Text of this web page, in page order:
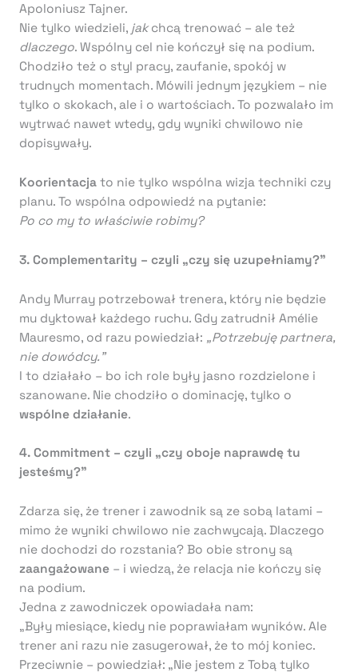
Apoloniusz Tajner.
Nie tylko wiedzieli, jakchcą trenować – ale też
dlaczego. Wspólny cel nie kończył się na podium.
Chodziło też o styl pracy, zaufanie, spokój w
trudnych momentach. Mówili jednym językiem – nie
tylko o skokach, ale i o wartościach. To pozwalało im
wytrwać nawet wtedy, gdy wyniki chwilowo nie
dopisywały.
Koorientacjato nie tylko wspólna wizja techniki czy
planu. To wspólna odpowiedź na pytanie:
Po co my to właściwie robimy?
3. Complementarity – czyli „czy się uzupełniamy?”
Andy Murray potrzebował trenera, który nie będzie
mu dyktował każdego ruchu. Gdy zatrudnił Amélie
Mauresmo, od razu powiedział: „Potrzebuję partnera,
nie dowódcy.”
I to działało – bo ich role były jasno rozdzielone i
szanowane. Nie chodziło o dominację, tylko o
wspólne działanie.
4. Commitment – czyli „czy oboje naprawdę tu
jesteśmy?”
Zdarza się, że trener i zawodnik są ze sobą latami –
mimo że wyniki chwilowo nie zachwycają. Dlaczego
nie dochodzi do rozstania? Bo obie strony są
zaangażowane– i wiedzą, że relacja nie kończy się
na podium.
Jedna z zawodniczek opowiadała nam:
„Były miesiące, kiedy nie poprawiałam wyników. Ale
trener ani razu nie zasugerował, że to mój koniec.
Przeciwnie – powiedział: „Nie jestem z Tobą tylko